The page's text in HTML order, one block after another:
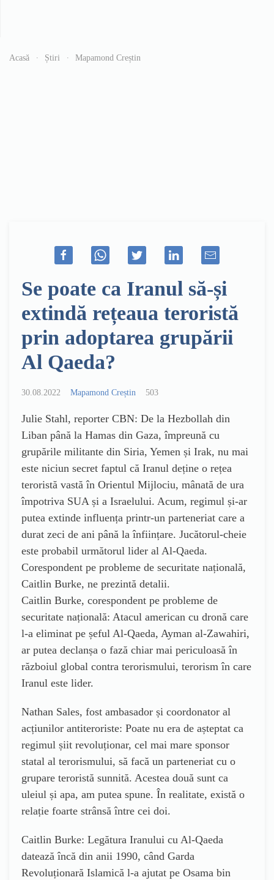
Acasă Știri Mapamond Creștin
Se poate ca Iranul să-și
extindă rețeaua teroristă
prin adoptarea grupării
Al Qaeda?
30.08.2022 Mapamond Creștin 503
Julie Stahl, reporter CBN: De la Hezbollah din
Liban până la Hamas din Gaza, împreună cu
grupările militante din Siria, Yemen și Irak, nu mai
este niciun secret faptul că Iranul deține o rețea
teroristă vastă în Orientul Mijlociu, mânată de ura
împotriva SUA și a Israelului. Acum, regimul și-ar
putea extinde influența printr-un parteneriat care a
durat zeci de ani până la înființare. Jucătorul-cheie
este probabil următorul lider al Al-Qaeda.
Corespondent pe probleme de securitate națională,
Caitlin Burke, ne prezintă detalii.
Caitlin Burke, corespondent pe probleme de
securitate națională: Atacul american cu dronă care
l-a eliminat pe șeful Al-Qaeda, Ayman al-Zawahiri,
ar putea declanșa o fază chiar mai periculoasă în
războiul global contra terorismului, terorism în care
Iranul este lider.
Nathan Sales, fost ambasador și coordonator al
acțiunilor antiteroriste: Poate nu era de așteptat ca
regimul șiit revoluționar, cel mai mare sponsor
statal al terorismului, să facă un parteneriat cu o
grupare teroristă sunnită. Acestea două sunt ca
uleiul și apa, am putea spune. În realitate, există o
relație foarte strânsă între cei doi.
Caitlin Burke: Legătura Iranului cu Al-Qaeda
datează încă din anii 1990, când Garda
Revoluționară Islamică l-a ajutat pe Osama bin